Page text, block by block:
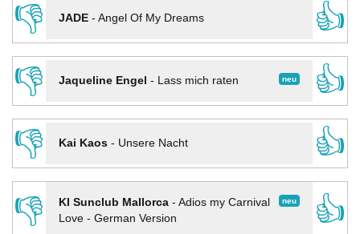
👎
JADE- Angel Of My Dreams
👍
👎
neu
Jaqueline Engel - Lass mich raten
👍
👎
Kai Kaos- Unsere Nacht
👍
👎
neu
KI Sunclub Mallorca- Adios my Carnival
Love - German Version
👍